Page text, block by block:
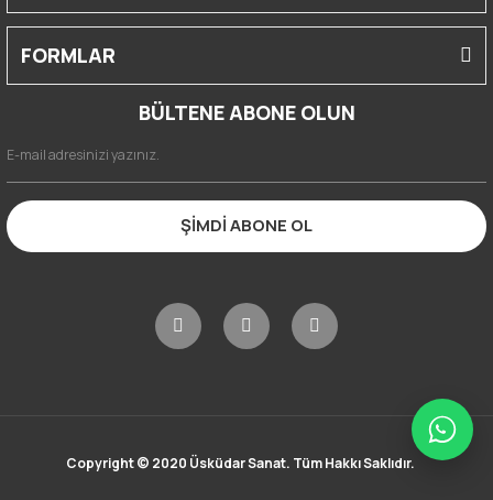
FORMLAR
BÜLTENE ABONE OLUN
ŞİMDİ ABONE OL
Copyright © 2020 Üsküdar Sanat. Tüm Hakkı Saklıdır.